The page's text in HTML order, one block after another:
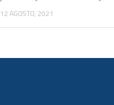
12 AGOSTO, 2021